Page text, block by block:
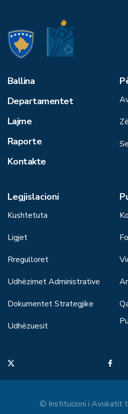
Ballina
Departamentet
Lajme
Raporte
Kontakte
Legjislacioni
Kushtetuta
Ligjet
Rregulloret
Udhëzimet Administrative
Dokumentet Strategjike
Udhëzuesit
© Institucioni i Avokatit